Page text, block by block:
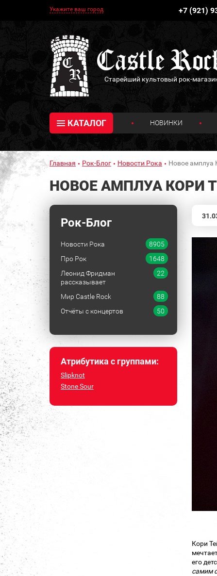
Укажите ваш город +7 (921)
Старейший культовый рок-
КАТАЛОГ НОВИНКИ
Главная Рок-Блог Новости Рока Новое амплуа
НОВОЕ АМПЛУА КОРИ
Рок-Блог
Новости Рока
8905
Про Рок
1648
Леонид Фридман
рассказывает
22
Мир Castle Rock
88
Отчёты с концертов
50
Атрибутика с группами:
Slipknot
Stone Sour
Кори
его
самим